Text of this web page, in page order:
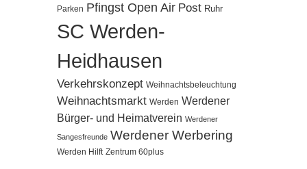
Parken Pfingst Open Air Post Ruhr
SC Werden-
Heidhausen
Verkehrskonzept Weihnachtsbeleuchtung
Weihnachtsmarkt Werden Werdener
Bürger- und Heimatverein Werdener
Sangesfreunde Werdener Werbering
Werden Hilft Zentrum 60plus